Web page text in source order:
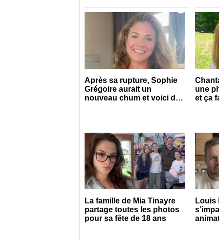
Après sa rupture, Sophie
Grégoire aurait un
nouveau chum et voici de
une
et ça
La famille de Mia Tinayre
partage toutes les photos
pour sa fête de 18 ans
Louis